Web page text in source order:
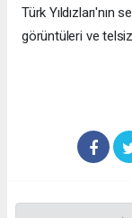
Türk Yıldızları'nın
görüntüleri ve telsiz